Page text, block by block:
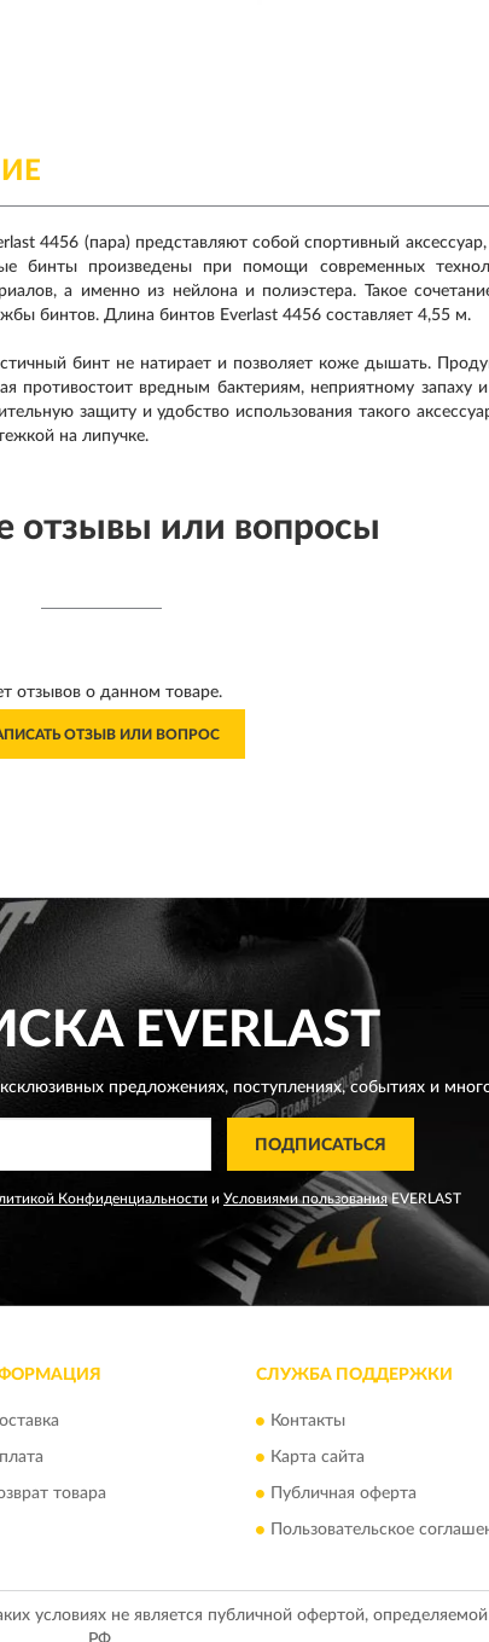
4456 (пара) представляют собой спортивный
бинты произведены при помощи современных
а именно из нейлона и полиэстера. Такое
бинтов. Длина бинтов Everlast 4456 составляет 4,55 м.
бинт не натирает и позволяет коже дышать.
противостоит вредным бактериям, неприятному
защиту и удобство использования такого
на липучке.
отзывы или вопросы
отзывов о данном товаре.
ОТЗЫВ ИЛИ ВОПРОС
EVERLAST
предложениях,поступлениях, событиях и
ПОДПИСАТЬСЯ
Конфиденциальности и Условиями пользованияEVERLAST
товара
СЛУЖБА ПОДДЕРЖКИ
Контакты
Карта сайта
Публичная оферта
Пользовательское
условиях не является публичной офертой,